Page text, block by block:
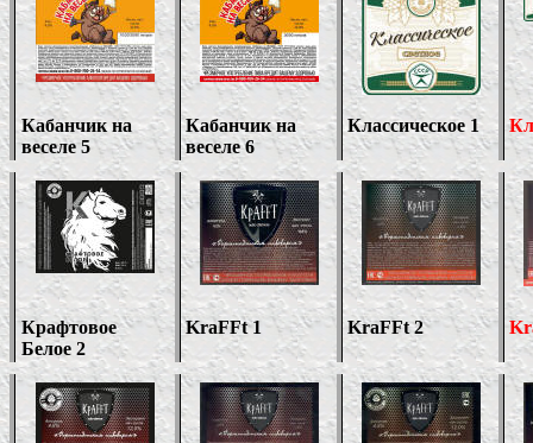
Кабанчик на
веселе 5
Кабанчик на
веселе 6
Классическое 1
Крафтовое
Белое 2
KraFFt 1 KraFFt2